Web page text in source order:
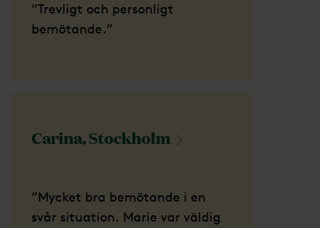
”Trevligt och personligt
bemötande.”
Carina,Stockholm
”Mycket bra bemötande i en
svår situation. Marie var väldig